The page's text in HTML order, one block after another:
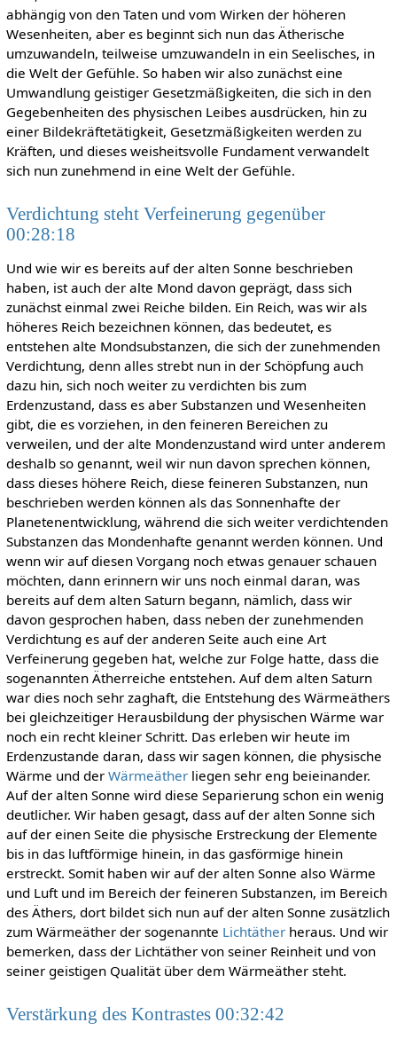
abhängig von den Taten und vom Wirken der höheren
Wesenheiten, aber es beginnt sich nun das Ätherische
umzuwandeln, teilweise umzuwandeln in ein Seelisches, in
die Welt der Gefühle. So haben wir also zunächst eine
Umwandlung geistiger Gesetzmäßigkeiten, die sich in den
Gegebenheiten des physischen Leibes ausdrücken, hin zu
einer Bildekräftetätigkeit, Gesetzmäßigkeiten werden zu
Kräften, und dieses weisheitsvolle Fundament verwandelt
sich nun zunehmend in eine Welt der Gefühle.
Verdichtung steht Verfeinerung gegenüber
00:28:18
Und wie wir es bereits auf der alten Sonne beschrieben
haben, ist auch der alte Mond davon geprägt, dass sich
zunächst einmal zwei Reiche bilden. Ein Reich, was wir als
höheres Reich bezeichnen können, das bedeutet, es
entstehen alte Mondsubstanzen, die sich der zunehmenden
Verdichtung, denn alles strebt nun in der Schöpfung auch
dazu hin, sich noch weiter zu verdichten bis zum
Erdenzustand, dass es aber Substanzen und Wesenheiten
gibt, die es vorziehen, in den feineren Bereichen zu
verweilen, und der alte Mondenzustand wird unter anderem
deshalb so genannt, weil wir nun davon sprechen können,
dass dieses höhere Reich, diese feineren Substanzen, nun
beschrieben werden können als das Sonnenhafte der
Planetenentwicklung, während die sich weiter verdichtenden
Substanzen das Mondenhafte genannt werden können. Und
wenn wir auf diesen Vorgang noch etwas genauer schauen
möchten, dann erinnern wir uns noch einmal daran, was
bereits auf dem alten Saturn begann, nämlich, dass wir
davon gesprochen haben, dass neben der zunehmenden
Verdichtung es auf der anderen Seite auch eine Art
Verfeinerung gegeben hat, welche zur Folge hatte, dass die
sogenannten Ätherreiche entstehen. Auf dem alten Saturn
war dies noch sehr zaghaft, die Entstehung des Wärmeäthers
bei gleichzeitiger Herausbildung der physischen Wärme war
noch ein recht kleiner Schritt. Das erleben wir heute im
Erdenzustande daran, dass wir sagen können, die physische
Wärme und der Wärmeätherliegen sehr eng beieinander.
Auf der alten Sonne wird diese Separierung schon ein wenig
deutlicher. Wir haben gesagt, dass auf der alten Sonne sich
auf der einen Seite die physische Erstreckung der Elemente
bis in das luftförmige hinein, in das gasförmige hinein
erstreckt. Somit haben wir auf der alten Sonne also Wärme
und Luft und im Bereich der feineren Substanzen, im Bereich
des Äthers, dort bildet sich nun auf der alten Sonne zusätzlich
zum Wärmeäther der sogenannte Lichtätherheraus. Und wir
bemerken, dass der Lichtäther von seiner Reinheit und von
seiner geistigen Qualität über dem Wärmeäther steht.
Verstärkung des Kontrastes 00:32:42